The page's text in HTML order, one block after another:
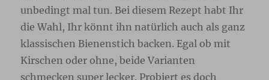
unbedingt mal tun. Bei diesem Rezept habt Ihr
die Wahl, Ihr könnt ihn natürlich auch als ganz
klassischen Bienenstich backen. Egal ob mit
Kirschen oder ohne, beide Varianten
schmecken super lecker. Probiert es doch